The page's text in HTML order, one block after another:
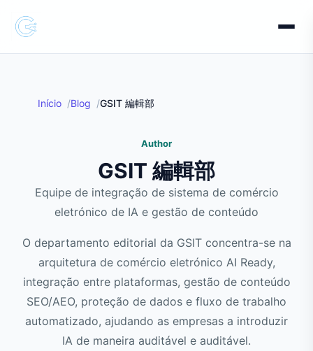
Início Blog GSIT 編輯部
Author
GSIT 編輯部
Equipe de integração de sistema de comércio
eletrónico de IA e gestão de conteúdo
O departamento editorial da GSIT concentra-se na
arquitetura de comércio eletrónico AI Ready,
integração entre plataformas, gestão de conteúdo
SEO/AEO, proteção de dados e fluxo de trabalho
automatizado, ajudando as empresas a introduzir
IA de maneira auditável e auditável.